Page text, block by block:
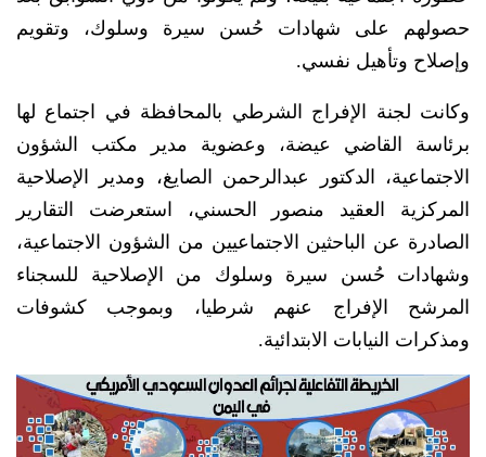
حصولهم على شهادات حُسن سيرة وسلوك، وتقويم
وإصلاح وتأهيل نفسي.
وكانت لجنة الإفراج الشرطي بالمحافظة في اجتماع لها
برئاسة القاضي عيضة، وعضوية مدير مكتب الشؤون
الاجتماعية، الدكتور عبدالرحمن الصايغ، ومدير الإصلاحية
المركزية العقيد منصور الحسني، استعرضت التقارير
الصادرة عن الباحثين الاجتماعيين من الشؤون الاجتماعية،
وشهادات حُسن سيرة وسلوك من الإصلاحية للسجناء
المرشح الإفراج عنهم شرطيا، وبموجب كشوفات
ومذكرات النيابات الابتدائية.